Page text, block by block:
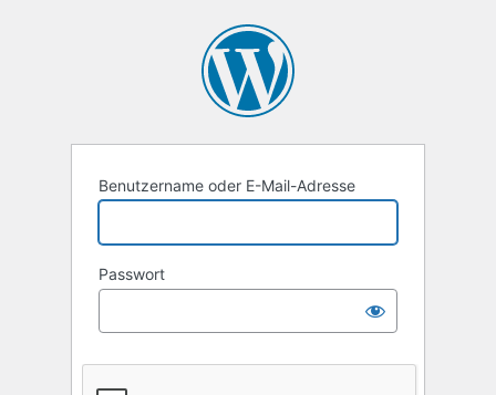
Benutzername oder E-Mail-Adresse
Passwort